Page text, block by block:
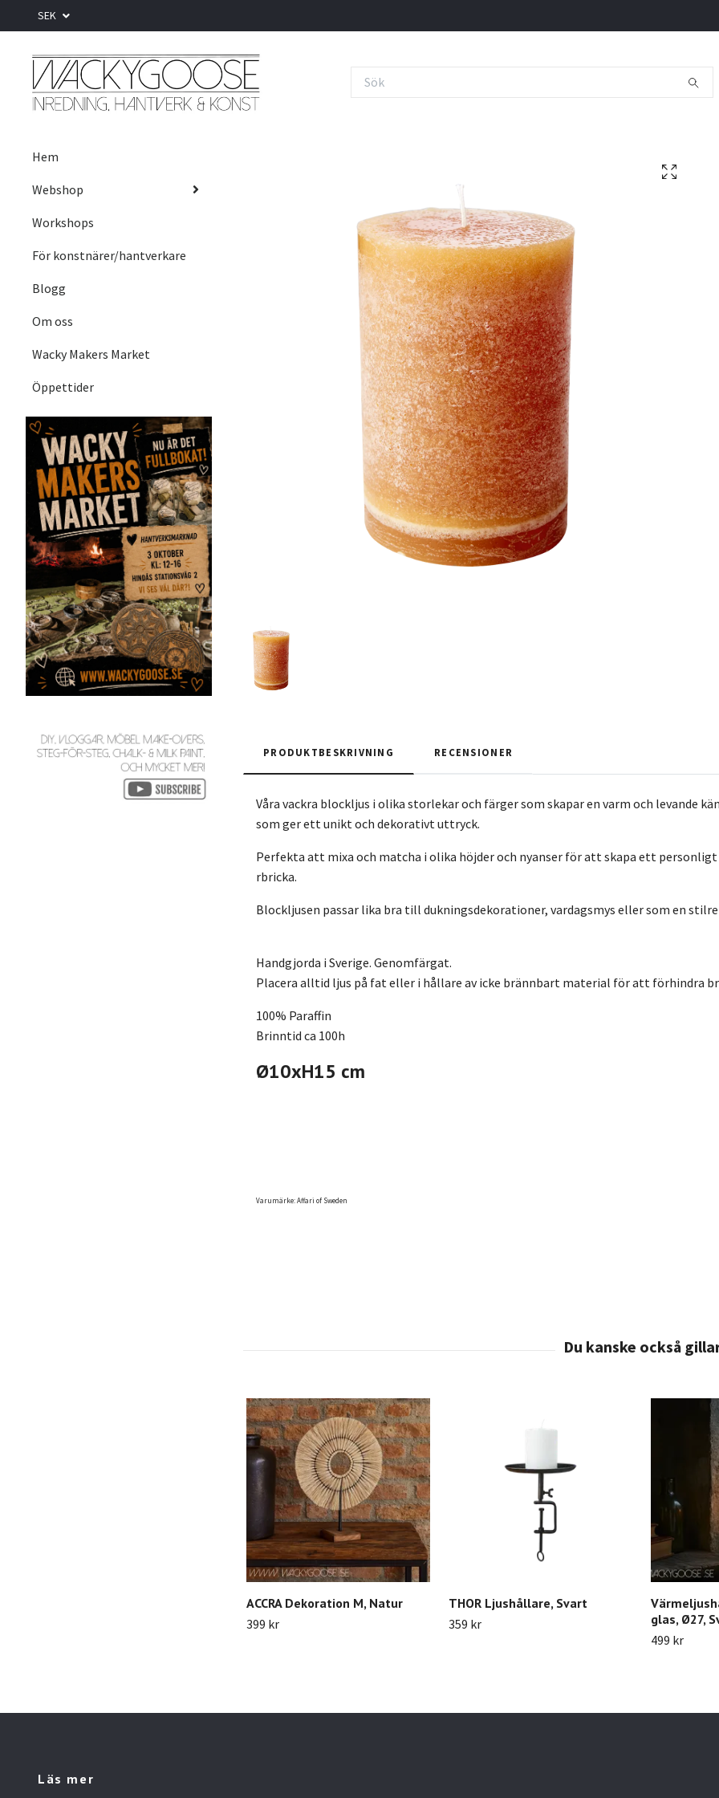
SEK
Hem
Webshop
Workshops
För konstnärer/hantverkare
Blogg
Om oss
Wacky Makers Market
Öppettider
PRODUKTBESKRIVNING RECENSIONER
Våra vackra blockljus i olika storlekar och färger som skapar en varm och levande
som ger ett unikt och dekorativt uttryck.
Perfekta att mixa och matcha i olika höjder och nyanser för att skapa ett
rbricka.
Blockljusen passar lika bra till dukningsdekorationer, vardagsmys eller som en
Handgjorda i Sverige. Genomfärgat.
Placera alltid ljus på fat eller i hållare av icke brännbart material för att förhindra
100% Paraffin
Brinntid ca 100h
Ø10xH15 cm
Varumärke: Affari of Sweden
ACCRA Dekoration M, Natur
399 kr
THOR Ljushållare, Svart
359 kr
glas, Ø27,
499 kr
Läs mer